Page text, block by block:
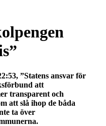
”Statens ansvar för
att
transparent och
att slå ihop de båda
ta över